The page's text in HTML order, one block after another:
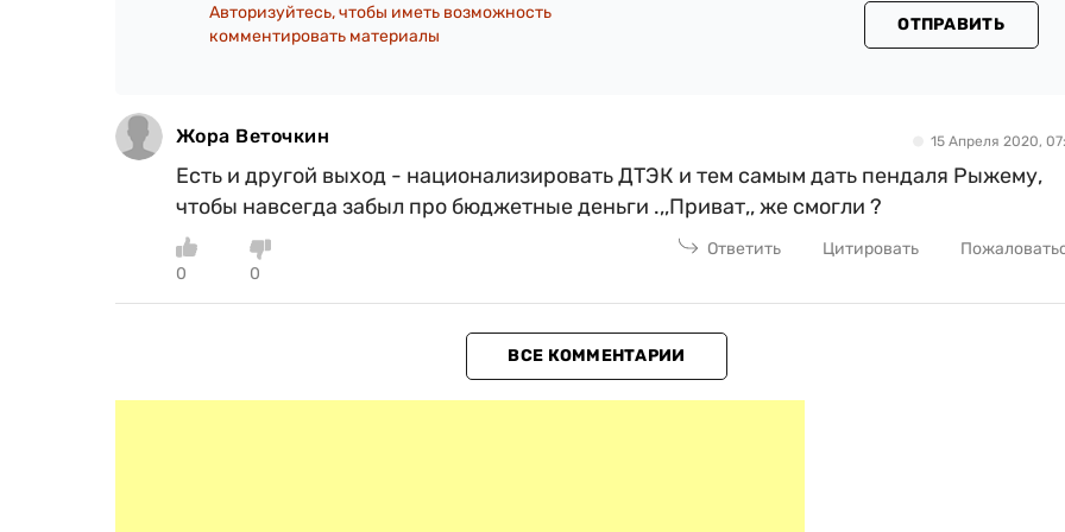
Авторизуйтесь, чтобы иметь возможность
комментировать материалы
ОТПРАВИТЬ
Жора Веточкин 15 Апреля 2020,
Есть и другой выход - национализировать ДТЭК и тем самым дать пендаля Рыжему,
чтобы навсегда забыл про бюджетные деньги .,,Приват,, же смогли ?
0 0
Ответить Цитировать
ВСЕ КОММЕНТАРИИ